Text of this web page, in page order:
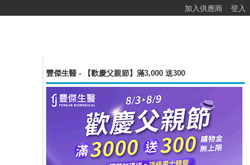
加入供應商 登入
豐傑生醫 - 【歡慶父親節】滿3,000 送300